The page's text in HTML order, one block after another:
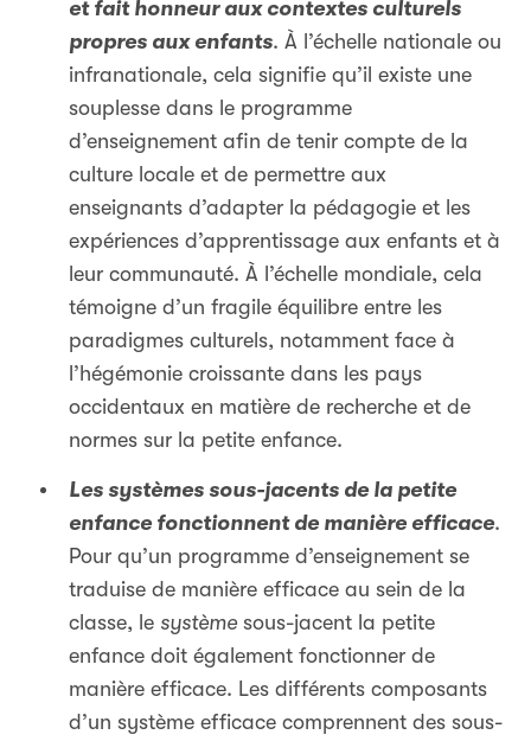
et fait honneur aux contextes culturels
propres aux enfants. À l’échelle nationale ou
infranationale, cela signifie qu’il existe une
souplesse dans le programme
d’enseignement afin de tenir compte de la
culture locale et de permettre aux
enseignants d’adapter la pédagogie et les
expériences d’apprentissage aux enfants et à
leur communauté. À l’échelle mondiale, cela
témoigne d’un fragile équilibre entre les
paradigmes culturels, notamment face à
l’hégémonie croissante dans les pays
occidentaux en matière de recherche et de
normes sur la petite enfance.
Les systèmes sous-jacents de la petite
enfance fonctionnent de manière efficace.
Pour qu’un programme d’enseignement se
traduise de manière efficace au sein de la
classe, le système sous-jacent la petite
enfance doit également fonctionner de
manière efficace. Les différents composants
d’un système efficace comprennent des sous-